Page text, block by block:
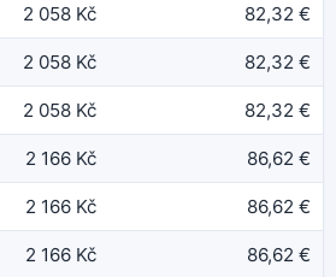
2 058 Kč 82,32 €
2 058 Kč 82,32 €
2 058 Kč 82,32 €
2 166 Kč 86,62 €
2 166 Kč 86,62 €
2 166 Kč 86,62 €